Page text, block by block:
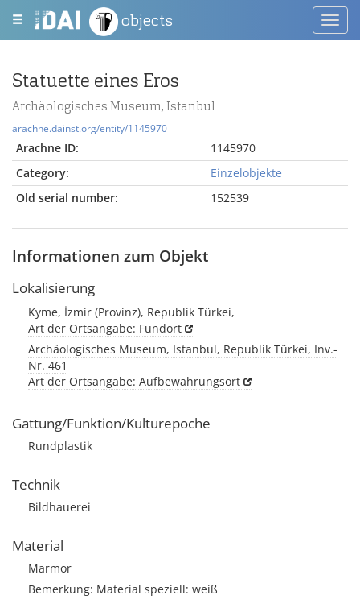
objects
Statuette eines Eros
Archäologisches Museum, Istanbul
arachne.dainst.org/entity/1145970
Arachne ID:
1145970
Category:
Einzelobjekte
Old serial number:
152539
Informationen zum Objekt
Lokalisierung
Kyme, İzmir (Provinz), Republik Türkei,
Art der Ortsangabe: Fundort
Archäologisches Museum, Istanbul, Republik Türkei, Inv.-
Nr. 461
Art der Ortsangabe: Aufbewahrungsort
Gattung/Funktion/Kulturepoche
Rundplastik
Technik
Bildhauerei
Material
Marmor
Bemerkung: Material speziell: weiß